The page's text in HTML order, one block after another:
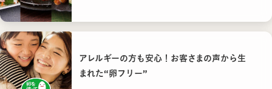
アレルギーの方も安心！お客さまの声から生
まれた“卵フリー”